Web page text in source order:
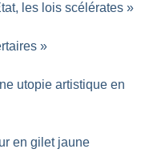
les lois scélérates »
»
utopie artistique en
en gilet jaune